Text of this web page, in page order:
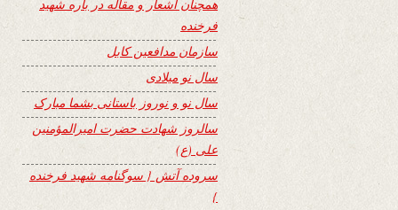
همچنان اشعار و مقاله در باره شهید
فرخنده
سازمان مدافعین کابل
سال نو میلادی
سال نو و نوروز باستانی بشما مبارک
سالروز شهادت حضرت امیرالمؤمنین
علی (ع)
سروده آتش { سوگنامه شهید فرخنده
}